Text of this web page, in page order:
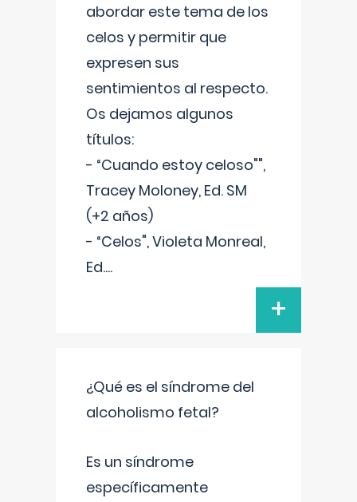
abordar este tema de los
celos y permitir que
expresen sus
sentimientos al respecto.
Os dejamos algunos
títulos:
- “Cuando estoy celoso"",
Tracey Moloney, Ed. SM
(+2 años)
- “Celos", Violeta Monreal,
Ed....
+
¿Qué es el síndrome del
alcoholismo fetal?
Es un síndrome
específicamente